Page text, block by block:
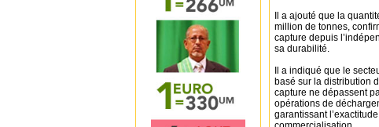
Il a ajouté que la
million de tonnes,
capture depuis
sa durabilité.
Il a indiqué que le
basé sur la distribution
capture ne dépassent
opérations de
garantissant